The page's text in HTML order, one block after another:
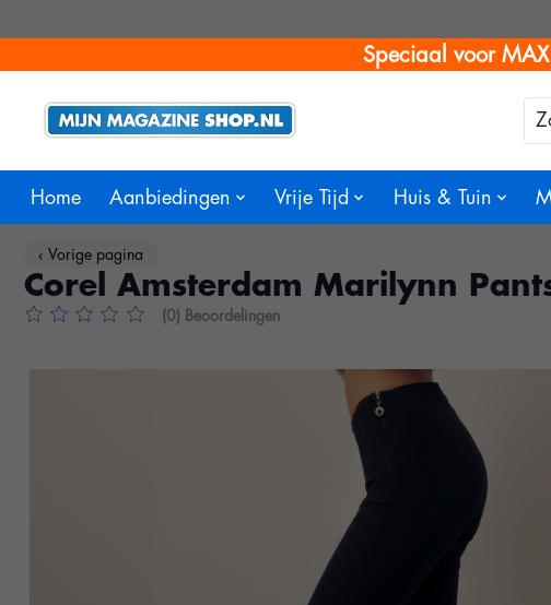
Speciaal voor
Home Aanbiedingen Vrije Tijd Huis & Tuin
‹ Vorige pagina
Corel Amsterdam Marilynn
De beoordeling van dit product is0van de 5
(0) Beoordelingen